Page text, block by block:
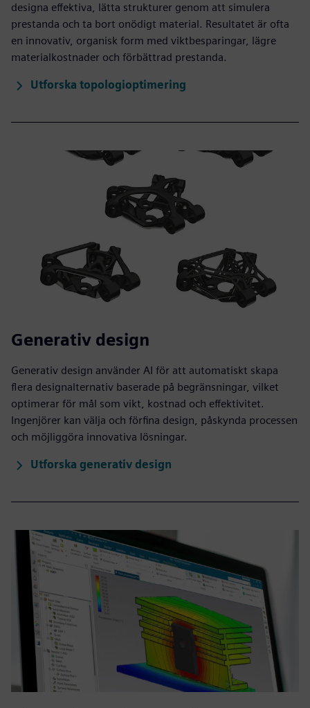
designa effektiva, lätta strukturer genom att simulera
prestanda och ta bort onödigt material. Resultatet är ofta
en innovativ, organisk form med viktbesparingar, lägre
materialkostnader och förbättrad prestanda.
Utforska topologioptimering
Generativ design
Generativ design använder AI för att automatiskt skapa
flera designalternativ baserade på begränsningar, vilket
optimerar för mål som vikt, kostnad och effektivitet.
Ingenjörer kan välja och förfina design, påskynda processen
och möjliggöra innovativa lösningar.
Utforska generativ design